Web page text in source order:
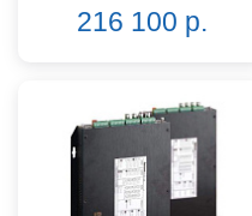
216 100 р.